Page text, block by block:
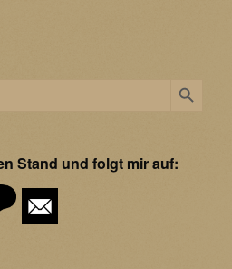
Stand und folgt mir auf: